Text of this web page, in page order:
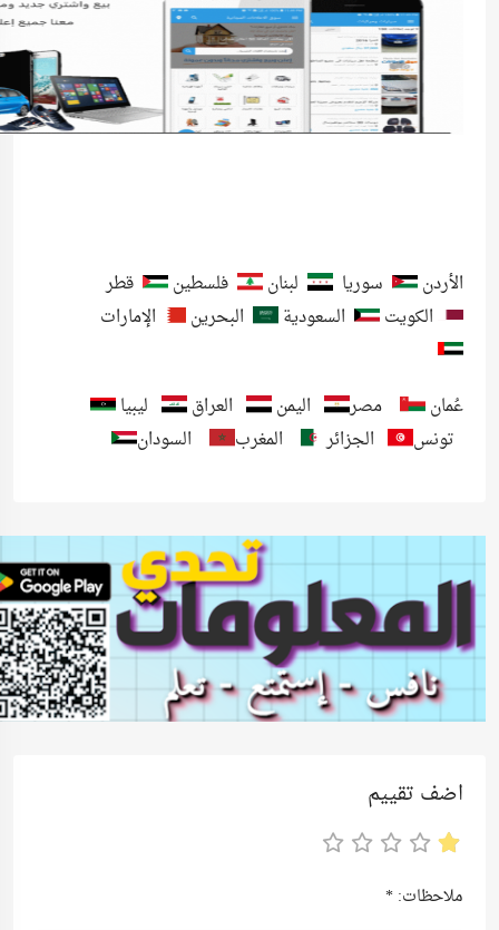
الأردن سوريا لبنان فلسطين
قطر
الكويت
السعودية البحرين الإمارات
عُمان مصر اليمن العراق
ليبيا
تونس
الجزائر المغرب السودان
اضف تقييم
ملاحظات:*